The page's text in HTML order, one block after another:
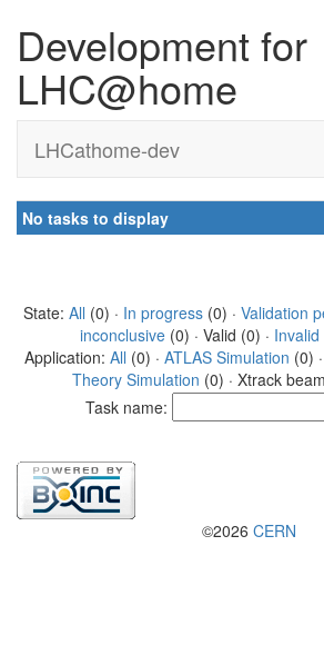
Development for
LHC@home
LHCathome-dev
No tasks to display
State: All (0) · In progress(0) · Validation
inconclusive (0) · Valid (0) · Invalid
Application: All (0) · ATLAS Simulation (0) ·
Theory Simulation (0) · Xtrack
Task name:
©2026 CERN